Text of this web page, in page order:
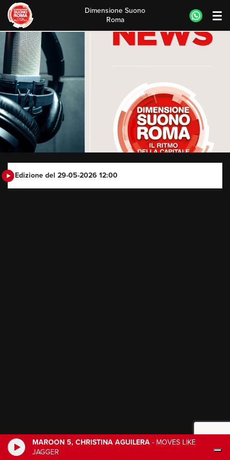
MAROON 5, CHRISTINA AGUILERA - MOVES LIKE
JAGGER
Skip
to
content
Dimensione Suono
Roma
Edizione del 29-05-2026 12:00